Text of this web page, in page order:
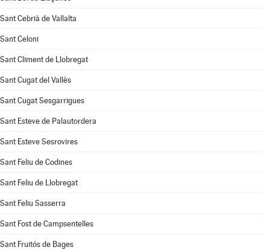
Sant Cebrià de Vallalta
Sant Celoni
Sant Climent de Llobregat
Sant Cugat del Vallès
Sant Cugat Sesgarrigues
Sant Esteve de Palautordera
Sant Esteve Sesrovires
Sant Feliu de Codines
Sant Feliu de Llobregat
Sant Feliu Sasserra
Sant Fost de Campsentelles
Sant Fruitós de Bages